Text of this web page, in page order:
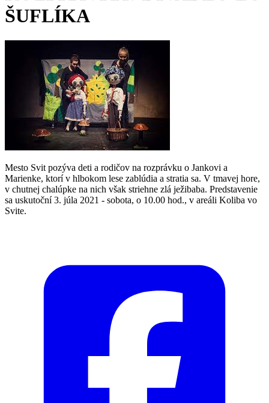
ŠUFLÍKA
Mesto Svit pozýva deti a rodičov na rozprávku o Jankovi a
Marienke, ktorí v hlbokom lese zablúdia a stratia sa. V tmavej hore,
v chutnej chalúpke na nich však striehne zlá ježibaba. Predstavenie
sa uskutoční 3. júla 2021 - sobota, o 10.00 hod., v areáli Koliba vo
Svite.